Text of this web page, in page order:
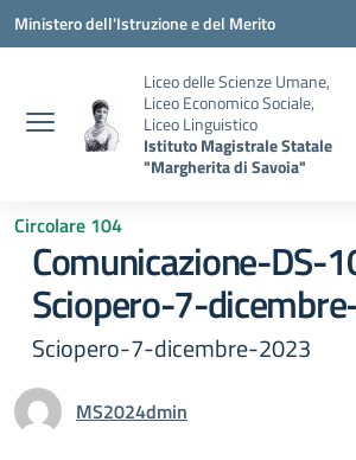
Vai ai contenuti
Vai al menu di navigazione
Vai al footer
Ministero dell'Istruzione e del Merito
Liceo delle Scienze Umane,
Liceo Economico Sociale,
Liceo Linguistico
Istituto Magistrale Statale
"Margherita di Savoia"
Circolare 104
Comunicazione-DS-
Sciopero-7-
Sciopero-7-dicembre-2023
MS2024dmin